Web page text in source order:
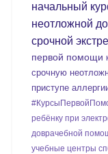
начальный
неотложной
срочной
первой помощи
срочную
приступе
ребёнку при
доврачебной
учебные центры